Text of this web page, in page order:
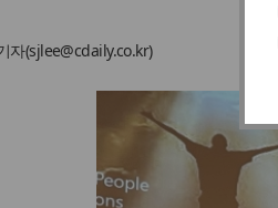
자(sjlee@cdaily.co.kr)